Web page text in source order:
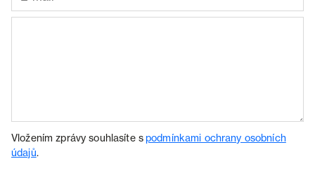
Vložením zprávy souhlasíte spodmínkami ochrany osobních
údajů.